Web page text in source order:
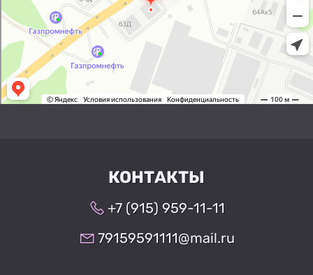
КОНТАКТЫ
+7 (915) 959-11-11
79159591111@mail.ru